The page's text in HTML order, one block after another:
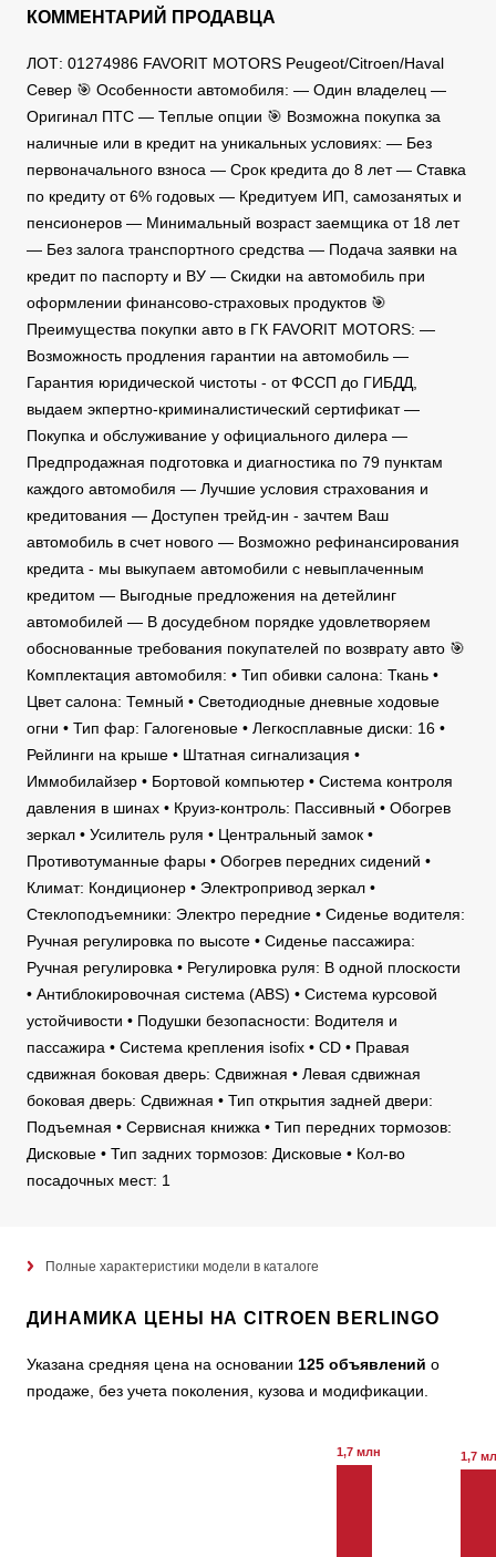
КОММЕНТАРИЙ ПРОДАВЦА
ЛОТ: 01274986 FAVORIT MOTORS Peugeot/Citroen/Haval
Север 🎯 Особенности автомобиля: — Один владелец —
Оригинал ПТС — Теплые опции 🎯 Возможна покупка за
наличные или в кредит на уникальных условиях: — Без
первоначального взноса — Срок кредита до 8 лет — Ставка
по кредиту от 6% годовых — Кредитуем ИП, самозанятых и
пенсионеров — Минимальный возраст заемщика от 18 лет
— Без залога транспортного средства — Подача заявки на
кредит по паспорту и ВУ — Скидки на автомобиль при
оформлении финансово-страховых продуктов 🎯
Преимущества покупки авто в ГК FAVORIT MOTORS: —
Возможность продления гарантии на автомобиль —
Гарантия юридической чистоты - от ФССП до ГИБДД,
выдаем экпертно-криминалистический сертификат —
Покупка и обслуживание у официального дилера —
Предпродажная подготовка и диагностика по 79 пунктам
каждого автомобиля — Лучшие условия страхования и
кредитования — Доступен трейд-ин - зачтем Ваш
автомобиль в счет нового — Возможно рефинансирования
кредита - мы выкупаем автомобили с невыплаченным
кредитом — Выгодные предложения на детейлинг
автомобилей — В досудебном порядке удовлетворяем
обоснованные требования покупателей по возврату авто 🎯
Комплектация автомобиля: • Тип обивки салона: Ткань •
Цвет салона: Темный • Светодиодные дневные ходовые
огни • Тип фар: Галогеновые • Легкосплавные диски: 16 •
Рейлинги на крыше • Штатная сигнализация •
Иммобилайзер • Бортовой компьютер • Система контроля
давления в шинах • Круиз-контроль: Пассивный • Обогрев
зеркал • Усилитель руля • Центральный замок •
Противотуманные фары • Обогрев передних сидений •
Климат: Кондиционер • Электропривод зеркал •
Стеклоподъемники: Электро передние • Сиденье водителя:
Ручная регулировка по высоте • Сиденье пассажира:
Ручная регулировка • Регулировка руля: В одной плоскости
• Антиблокировочная система (ABS) • Система курсовой
устойчивости • Подушки безопасности: Водителя и
пассажира • Система крепления isofix • CD • Правая
сдвижная боковая дверь: Сдвижная • Левая сдвижная
боковая дверь: Сдвижная • Тип открытия задней двери:
Подъемная • Сервисная книжка • Тип передних тормозов:
Дисковые • Тип задних тормозов: Дисковые • Кол-во
посадочных мест: 1
Полные характеристики модели в каталоге
ДИНАМИКА ЦЕНЫ НА CITROEN BERLINGO
Указана средняя цена на основании 125 объявлений о
продаже, без учета поколения, кузова и модификации.
1,7 млн 1,7